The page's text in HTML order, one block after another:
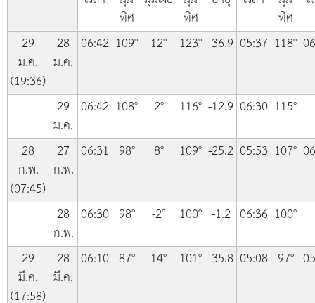
ทิศ ทิศ ทิศ
29
ม.ค.
(19:36)
28
ม.ค.
06:42 109° 12° 123° -36.9 05:37 118°
29
ม.ค.
06:42 108° 2° 116° -12.9 06:30 115°
28
ก.พ.
(07:45)
27
ก.พ.
06:31 98° 8° 109° -25.2 05:53 107°
28
ก.พ.
06:30 98° -2° 100° -1.2 06:36 100°
29
มี.ค.
(17:58)
28
มี.ค.
06:10 87° 14° 101° -35.8 05:08 97°